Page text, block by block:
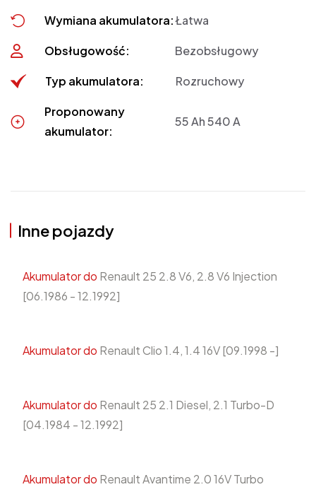
Wymiana akumulatora:Łatwa
Obsługowość: Bezobsługowy
Typ akumulatora: Rozruchowy
Proponowany
akumulator:
55 Ah 540 A
Inne pojazdy
Akumulator do Renault 25 2.8 V6, 2.8 V6 Injection
[06.1986 - 12.1992]
Akumulator do Renault Clio 1.4, 1.4 16V [09.1998 -]
Akumulator do Renault 25 2.1 Diesel, 2.1 Turbo-D
[04.1984 - 12.1992]
Akumulator do Renault Avantime 2.0 16V Turbo